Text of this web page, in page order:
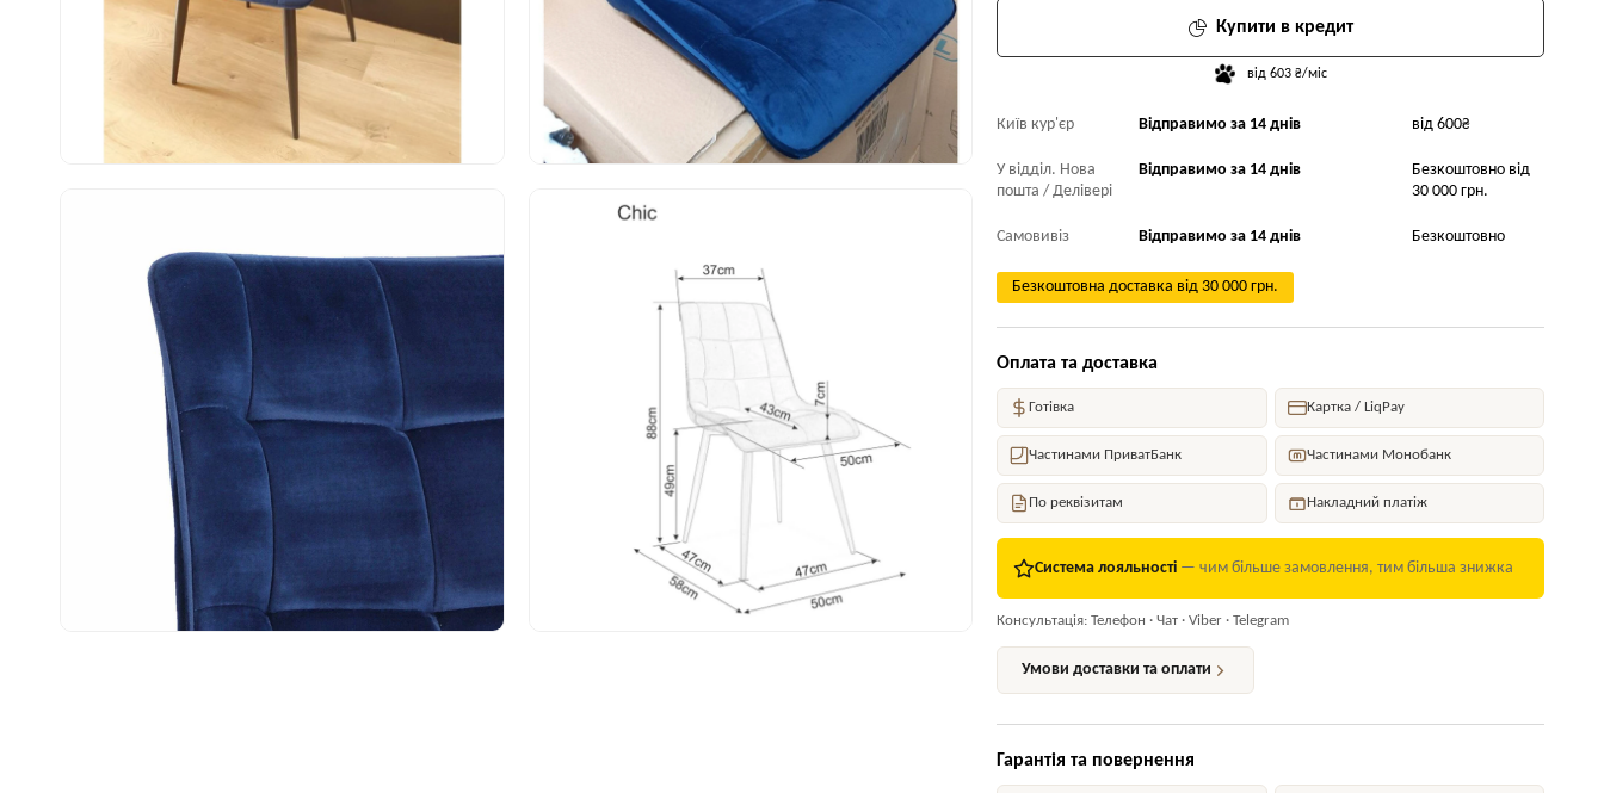
Купити в кредит
від 603 ₴/міс
Київ кур'єр Відправимо за 14 днів від 600₴
У відділ. Нова
пошта / Делівері
Відправимо за 14 днів
Безкоштовно від
30 000 грн.
Самовивіз Відправимо за 14 днів Безкоштовно
Безкоштовна доставка від 30 000 грн.
Оплата та доставка
Готівка Картка / LiqPay
Частинами ПриватБанк Частинами Монобанк
По реквізитам Накладний платіж
Система лояльності — чим більше замовлення, тим більша знижка
Консультація: Телефон · Чат · Viber · Telegram
Умови доставки та оплати
Гарантія та повернення